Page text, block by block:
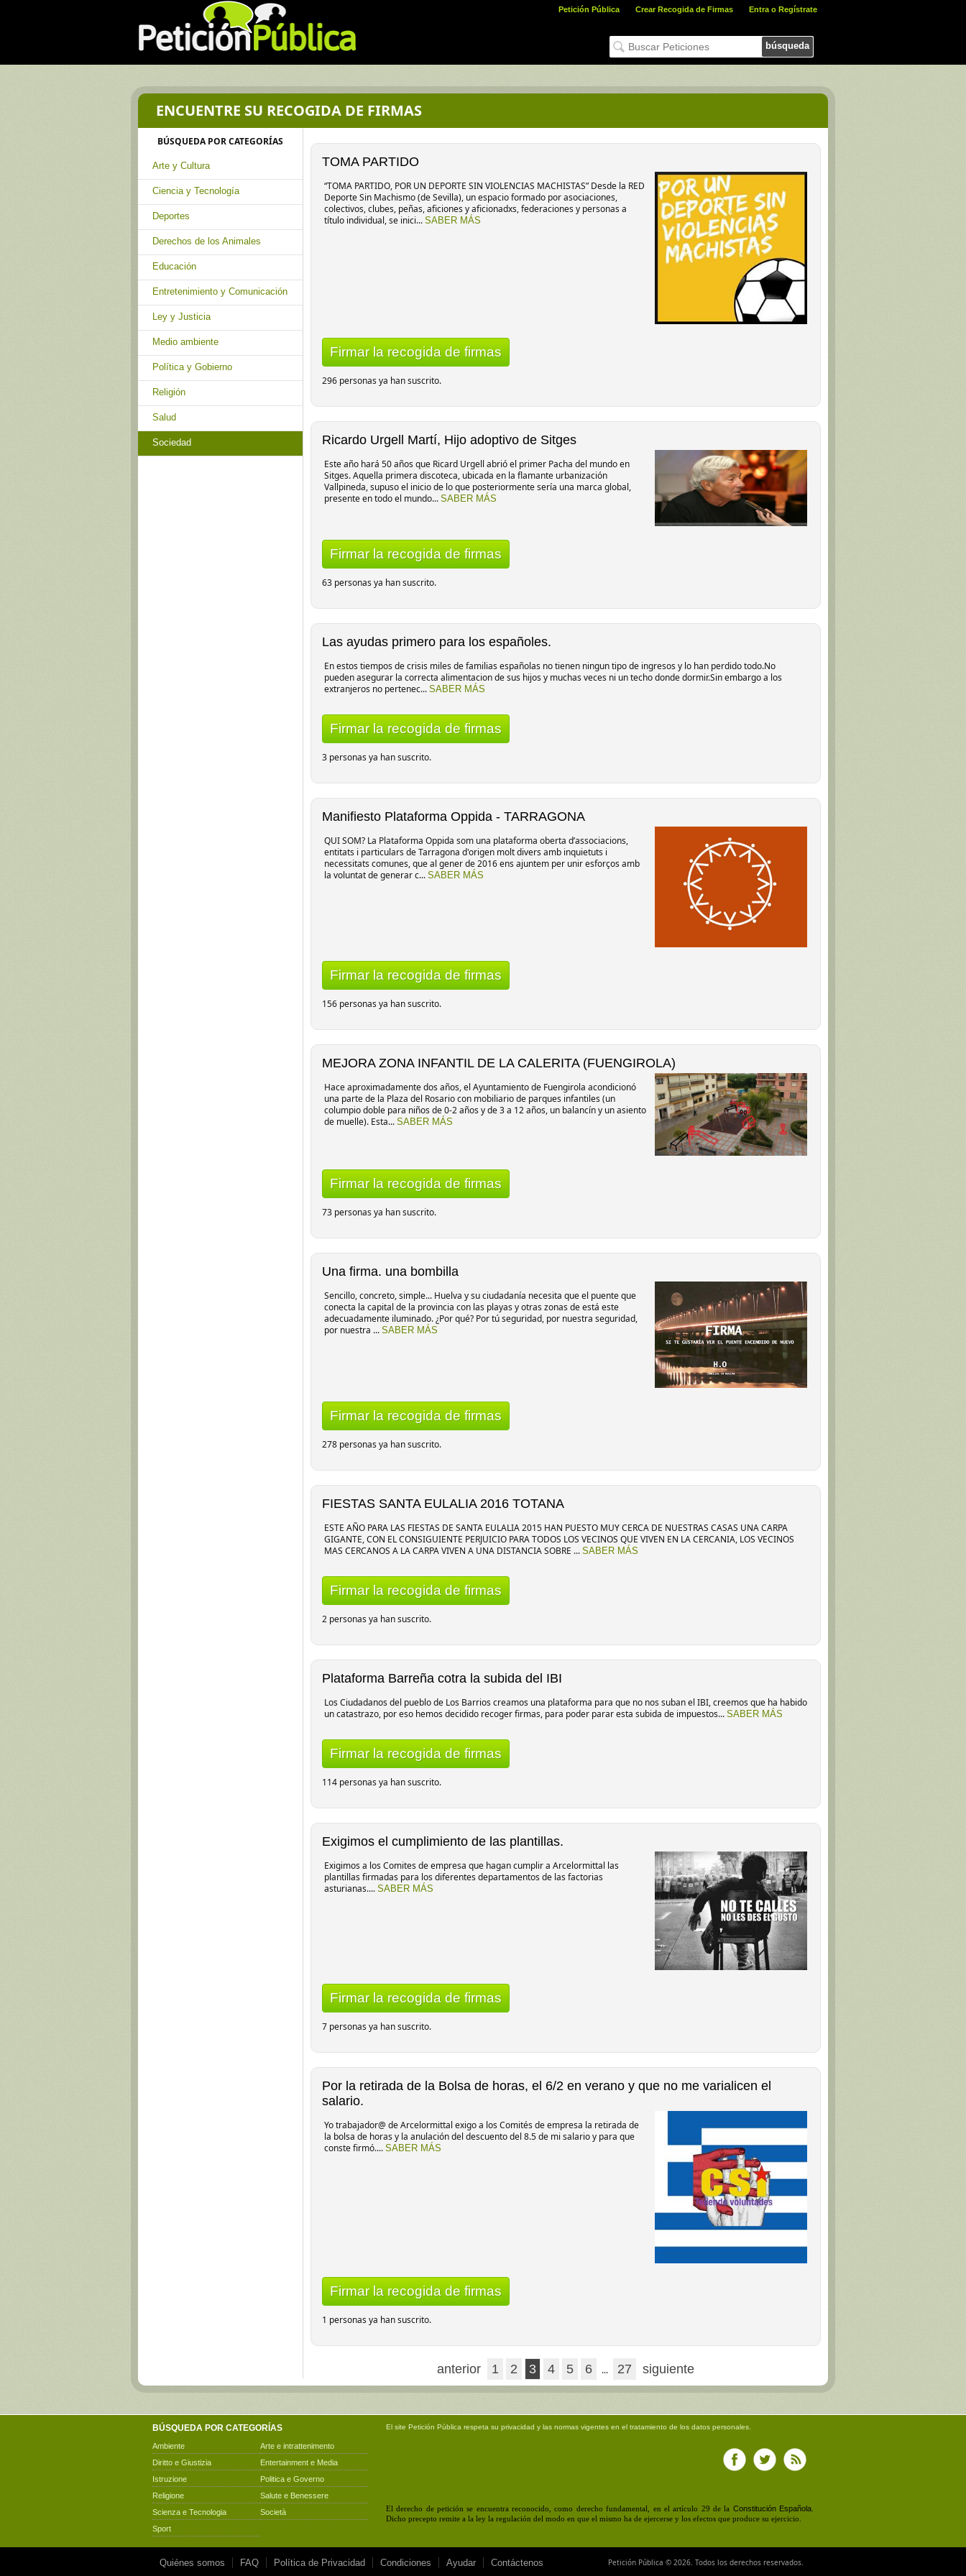
Petición Pública Crear Recogida de Firmas Entra o Regístrate
búsqueda
ENCUENTRE SU RECOGIDA DE FIRMAS
BÚSQUEDA POR CATEGORÍAS
Arte y Cultura
Ciencia y Tecnología
Deportes
Derechos de los Animales
Educación
Entretenimiento y Comunicación
Ley y Justicia
Medio ambiente
Política y Gobierno
Religión
Salud
Sociedad
TOMA PARTIDO
“TOMA PARTIDO, POR UN DEPORTE SIN VIOLENCIAS MACHISTAS” Desde la RED
Deporte Sin Machismo (de Sevilla), un espacio formado por asociaciones,
colectivos, clubes, peñas, aficiones y aficionadxs, federaciones y personas a
título individual, se inici... SABER MÁS
Firmar la recogida de firmas
296 personas ya han suscrito.
Ricardo Urgell Martí, Hijo adoptivo de Sitges
Este año hará 50 años que Ricard Urgell abrió el primer Pacha del mundo en
Sitges. Aquella primera discoteca, ubicada en la flamante urbanización
Vallpineda, supuso el inicio de lo que posteriormente sería una marca global,
presente en todo el mundo... SABER MÁS
Firmar la recogida de firmas
63 personas ya han suscrito.
Las ayudas primero para los españoles.
En estos tiempos de crisis miles de familias españolas no tienen ningun tipo de ingresos y lo han perdido todo.No
pueden asegurar la correcta alimentacion de sus hijos y muchas veces ni un techo donde dormir.Sin embargo a los
extranjeros no pertenec... SABER MÁS
Firmar la recogida de firmas
3 personas ya han suscrito.
Manifiesto Plataforma Oppida - TARRAGONA
QUI SOM? La Plataforma Oppida som una plataforma oberta d’associacions,
entitats i particulars de Tarragona d'origen molt divers amb inquietuts i
necessitats comunes, que al gener de 2016 ens ajuntem per unir esforços amb
la voluntat de generar c... SABER MÁS
Firmar la recogida de firmas
156 personas ya han suscrito.
MEJORA ZONA INFANTIL DE LA CALERITA (FUENGIROLA)
Hace aproximadamente dos años, el Ayuntamiento de Fuengirola acondicionó
una parte de la Plaza del Rosario con mobiliario de parques infantiles (un
columpio doble para niños de 0-2 años y de 3 a 12 años, un balancín y un asiento
de muelle). Esta... SABER MÁS
Firmar la recogida de firmas
73 personas ya han suscrito.
Una firma. una bombilla
Sencillo, concreto, simple... Huelva y su ciudadanía necesita que el puente que
conecta la capital de la provincia con las playas y otras zonas de está este
adecuadamente iluminado. ¿Por qué? Por tú seguridad, por nuestra seguridad,
por nuestra ... SABER MÁS
Firmar la recogida de firmas
278 personas ya han suscrito.
FIESTAS SANTA EULALIA 2016 TOTANA
ESTE AÑO PARA LAS FIESTAS DE SANTA EULALIA 2015 HAN PUESTO MUY CERCA DE NUESTRAS CASAS UNA CARPA
GIGANTE, CON EL CONSIGUIENTE PERJUICIO PARA TODOS LOS VECINOS QUE VIVEN EN LA CERCANIA, LOS VECINOS
MAS CERCANOS A LA CARPA VIVEN A UNA DISTANCIA SOBRE ... SABER MÁS
Firmar la recogida de firmas
2 personas ya han suscrito.
Plataforma Barreña cotra la subida del IBI
Los Ciudadanos del pueblo de Los Barrios creamos una plataforma para que no nos suban el IBI, creemos que ha habido
un catastrazo, por eso hemos decidido recoger firmas, para poder parar esta subida de impuestos... SABER MÁS
Firmar la recogida de firmas
114 personas ya han suscrito.
Exigimos el cumplimiento de las plantillas.
Exigimos a los Comites de empresa que hagan cumplir a Arcelormittal las
plantillas firmadas para los diferentes departamentos de las factorias
asturianas.... SABER MÁS
Firmar la recogida de firmas
7 personas ya han suscrito.
Por la retirada de la Bolsa de horas, el 6/2 en verano y que no me varialicen el
salario.
Yo trabajador@ de Arcelormittal exigo a los Comités de empresa la retirada de
la bolsa de horas y la anulación del descuento del 8.5 de mi salario y para que
conste firmó.... SABER MÁS
Firmar la recogida de firmas
1 personas ya han suscrito.
anterior 1 2 3 4 5 6 ... 27 siguiente
BÚSQUEDA POR CATEGORÍAS
Ambiente
Arte e intrattenimento
Diritto e Giustizia
Entertainment e Media
Istruzione
Politica e Governo
Religione
Salute e Benessere
Scienza e Tecnologia
Società
Sport
El site Petición Pública respeta su privacidad y las normas vigentes en el tratamiento de los datos personales.
El derecho de petición se encuentra reconocido, como derecho fundamental, en el artículo 29 de la Constitución Española
Dicho precepto remite a la ley la regulación del modo en que el mismo ha de ejercerse y los efectos que produce su ejercicio.
Quiénes somos FAQ Política de Privacidad Condiciones Ayudar Contáctenos Petición Pública © 2026. Todos los derechos reservados.